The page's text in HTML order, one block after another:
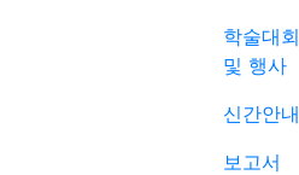
학술대회
및 행사
신간안내
보고서